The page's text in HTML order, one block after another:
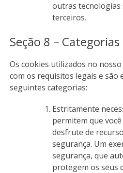
outras
terceiros.
Seção 8 –
Os cookies utilizados no
com os requisitos legais e são
seguintes categorias:
Estritamente
permitem que
desfrute de
segurança. Um
segurança, que
protegem os seus